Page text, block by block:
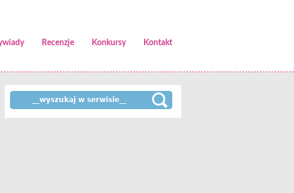
Recenzje Konkursy Kontakt